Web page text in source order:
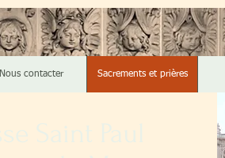
Nous contacter Sacrements et prières